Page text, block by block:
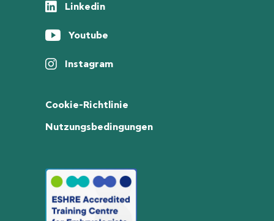
Linkedin
Youtube
Instagram
Cookie-Richtlinie
Nutzungsbedingungen